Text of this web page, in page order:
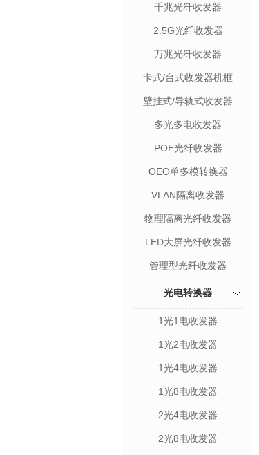
千兆光纤收发器
2.5G光纤收发器
万兆光纤收发器
卡式/台式收发器机框
壁挂式/导轨式收发器
多光多电收发器
POE光纤收发器
OEO单多模转换器
VLAN隔离收发器
物理隔离光纤收发器
LED大屏光纤收发器
管理型光纤收发器
光电转换器
1光1电收发器
1光2电收发器
1光4电收发器
1光8电收发器
2光4电收发器
2光8电收发器